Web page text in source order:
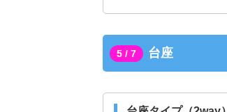
5 / 7 台座